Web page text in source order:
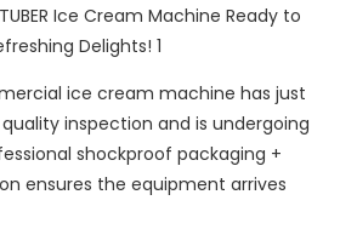
ice cream machine has just
inspection and is undergoing
shockproof packaging +
ensures the equipment arrives